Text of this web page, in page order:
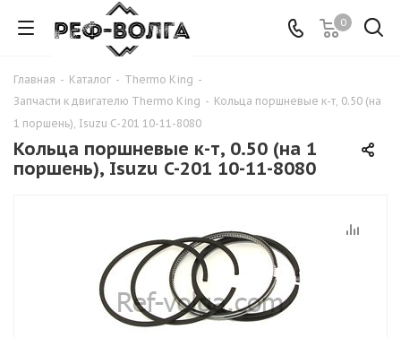
0
Главная - Каталог - Thermo King -
Запчасти к двигателю Thermo King - Кольца поршневые к-т, 0.50 (на
1 поршень), Isuzu C-201 10-11-8080
Кольца поршневые к-т, 0.50 (на 1
поршень), Isuzu C-201 10-11-8080